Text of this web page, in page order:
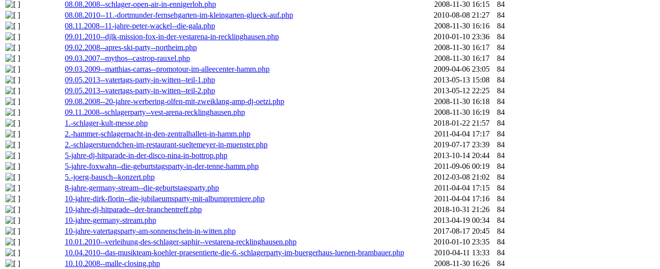
08.08.2008--schlager-open-air-in-ennigerloh.php
2008-11-30 16:15
84
08.08.2010--11.-dortmunder-fernsehgarten-im-kleingarten-glueck-auf.php
2010-08-08 21:27
84
08.11.2008--11-jahre-peter-wackel--die-gala.php
2008-11-30 16:16
84
09.01.2010--djlk-mission-fox-in-der-vestarena-in-recklinghausen.php
2010-01-10 23:36
84
09.02.2008--apres-ski-party--northeim.php
2008-11-30 16:17
84
09.03.2007--mythos--castrop-rauxel.php
2008-11-30 16:17
84
09.03.2009--matthias-carras--promotour-im-alleecenter-hamm.php
2009-04-06 23:05
84
09.05.2013--vatertags-party-in-witten--teil-1.php
2013-05-13 15:08
84
09.05.2013--vatertags-party-in-witten--teil-2.php
2013-05-12 22:25
84
09.08.2008--20-jahre-werbering-olfen-mit-zweiklang-amp-dj-oetzi.php
2008-11-30 16:18
84
09.11.2008--schlagerparty--vest-arena-recklinghausen.php
2008-11-30 16:19
84
1.-schlager-kult-messe.php
2018-01-22 21:57
84
2.-hammer-schlagernacht-in-den-zentralhallen-in-hamm.php
2011-04-04 17:17
84
2.-schlagerstuendchen-im-restaurant-sueltemeyer-in-muenster.php
2019-07-17 23:39
84
5-jahre-dj-hitparade-in-der-disco-nina-in-bottrop.php
2013-10-14 20:44
84
5-jahre-foxwahn--die-geburtstagsparty-in-der-tenne-hamm.php
2011-09-06 00:19
84
5.-joerg-bausch--konzert.php
2012-03-08 21:02
84
8-jahre-germany-stream--die-geburtstagsparty.php
2011-04-04 17:15
84
10-jahre-dirk-florin--die-jubilaeumsparty-mit-albumpremiere.php
2011-04-04 17:16
84
10-jahre-dj-hitparade--der-branchentreff.php
2018-10-31 21:26
84
10-jahre-germany-stream.php
2013-04-19 00:34
84
10-jahre-vatertagsparty-am-sonnenschein-in-witten.php
2017-08-17 20:45
84
10.01.2010--verleihung-des-schlager-saphir--vestarena-recklinghausen.php
2010-01-10 23:35
84
10.04.2010--das-musikteam-koehler-praesentierte-die-6.-schlagerparty-im-buergerhaus-luenen-brambauer.php
2010-04-11 13:33
84
10.10.2008--malle-closing.php
2008-11-30 16:26
84